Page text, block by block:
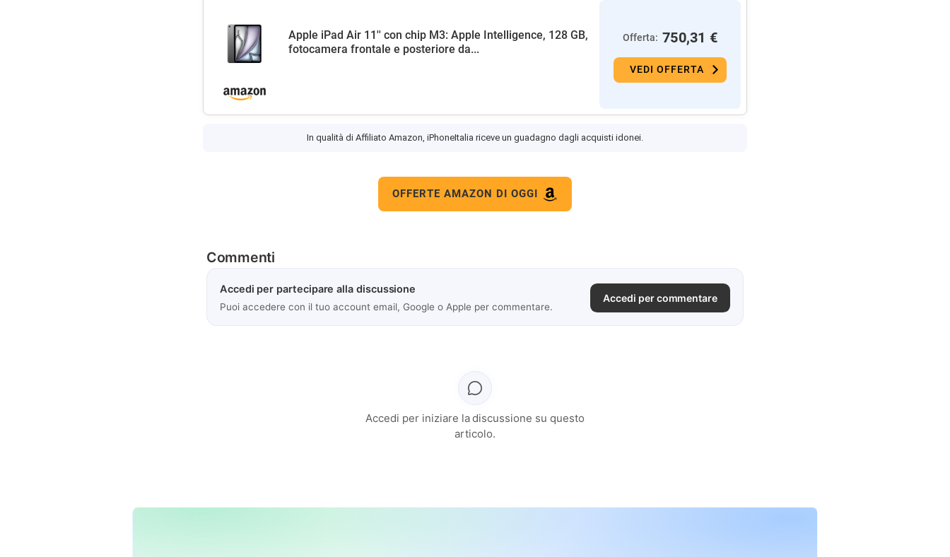
Apple iPad Air 11'' con chip M3: Apple Intelligence, 128 GB,
fotocamera frontale e posteriore da...
Offerta: 750,31 €
VEDI OFFERTA
In qualità di Affiliato Amazon, iPhoneItalia riceve un guadagno dagli acquisti idonei.
OFFERTE AMAZON DI OGGI
Commenti
Accedi per partecipare alla discussione
Puoi accedere con il tuo account email, Google o Apple per commentare.
Accedi per commentare
Accedi per iniziare la discussione su questo
articolo.